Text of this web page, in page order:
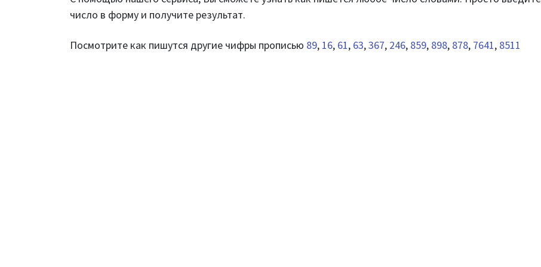
число в форму и получите результат.
Посмотрите как пишутся другие чифры прописью 89, 16, 61, 63,367, 246, 859, 898, 878, 7641, 8511